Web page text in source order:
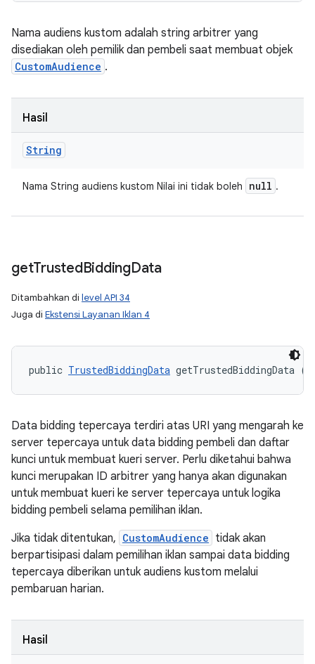
Nama audiens kustom adalah string arbitrer yang
disediakan oleh pemilik dan pembeli saat membuat objek
CustomAudience .
Hasil
String
Nama String audiens kustom Nilai ini tidak boleh null .
getTrustedBiddingData
Ditambahkan di level API 34
Juga di Ekstensi Layanan Iklan 4
public TrustedBiddingData getTrustedBiddingData ()
Data bidding tepercaya terdiri atas URI yang mengarah ke
server tepercaya untuk data bidding pembeli dan daftar
kunci untuk membuat kueri server. Perlu diketahui bahwa
kunci merupakan ID arbitrer yang hanya akan digunakan
untuk membuat kueri ke server tepercaya untuk logika
bidding pembeli selama pemilihan iklan.
Jika tidak ditentukan, CustomAudience tidak akan
berpartisipasi dalam pemilihan iklan sampai data bidding
tepercaya diberikan untuk audiens kustom melalui
pembaruan harian.
Hasil